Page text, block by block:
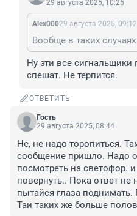
29 августа 2025, 10:25
Alex00029 августа 2025, 09:12
Ну эти все
спешат. Не терпится.
ОТВЕТИТЬ
Гость
29 августа 2025, 08:44
Не, не надо торопиться.
сообщение пришло. Надо
посмотреть на светофор.
повернуть.. Пока ответ
пытайся глаза
Таи таких же больше